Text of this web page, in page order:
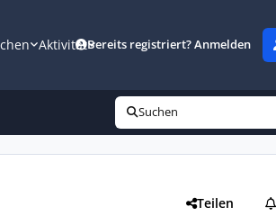
AktivitätBereits registriert? Anmelden
Suchen
Teilen